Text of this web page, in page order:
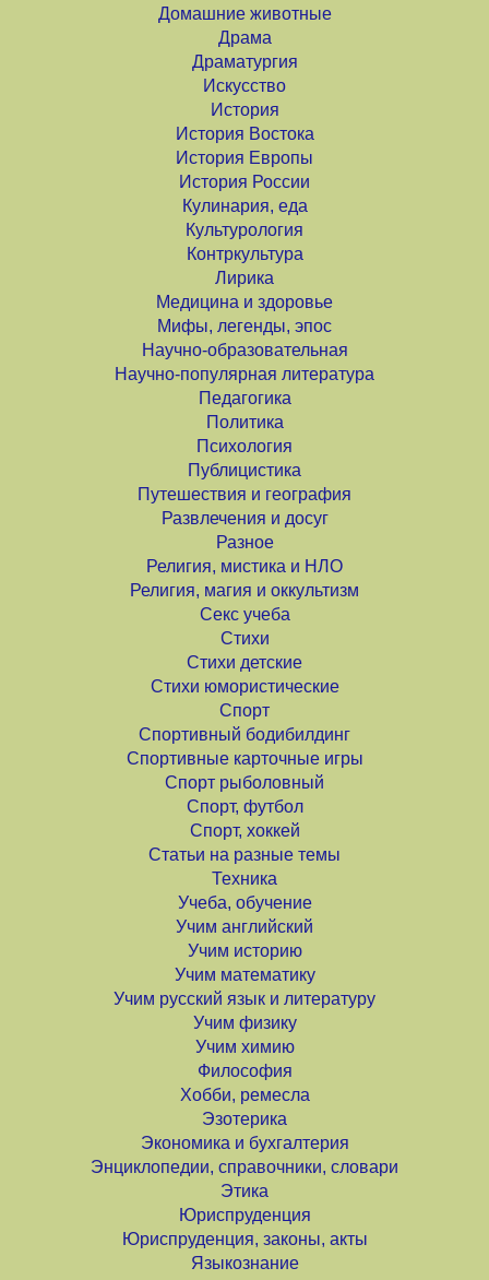
Домашние животные
Драма
Драматургия
Искусство
История
История Востока
История Европы
История России
Кулинария, еда
Культурология
Контркультура
Лирика
Медицина и здоровье
Мифы, легенды, эпос
Научно-образовательная
Научно-популярная литература
Педагогика
Политика
Психология
Публицистика
Путешествия и география
Развлечения и досуг
Разное
Религия, мистика и НЛО
Религия, магия и оккультизм
Секс учеба
Стихи
Стихи детские
Стихи юмористические
Спорт
Спортивный бодибилдинг
Спортивные карточные игры
Спорт рыболовный
Спорт, футбол
Спорт, хоккей
Статьи на разные темы
Техника
Учеба, обучение
Учим английский
Учим историю
Учим математику
Учим русский язык и литературу
Учим физику
Учим химию
Философия
Хобби, ремесла
Эзотерика
Экономика и бухгалтерия
Энциклопедии, справочники, словари
Этика
Юриспруденция
Юриспруденция, законы, акты
Языкознание